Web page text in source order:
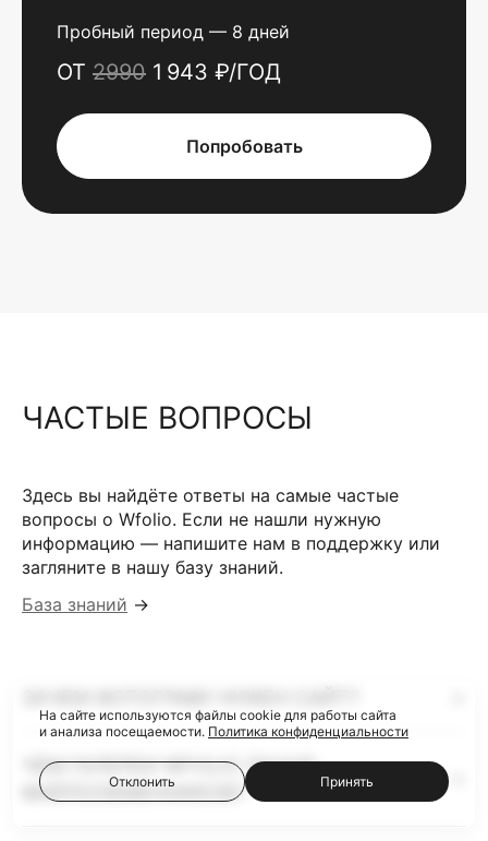
Пробный период — 8 дней
ОТ 2990 1 943 ₽/ГОД
Попробовать
ЧАСТЫЕ ВОПРОСЫ
Здесь вы найдёте ответы на самые частые
вопросы о Wfolio. Если не нашли нужную
информацию — напишите нам в поддержку или
загляните в нашу базу знаний.
База знаний →
ЧЕМ ГАЛЕРЕИ WFOLIO ЛУЧШЕ
ФАЙЛООБМЕННИКОВ?
На сайте используются файлы cookie для работы сайта
и анализа посещаемости. Политика конфиденциальности
Отклонить Принять